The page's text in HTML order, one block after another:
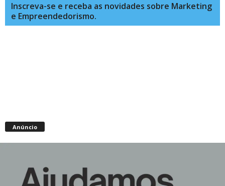
Inscreva-se e receba as novidades sobre Marketing
e Empreendedorismo.
Anúncio